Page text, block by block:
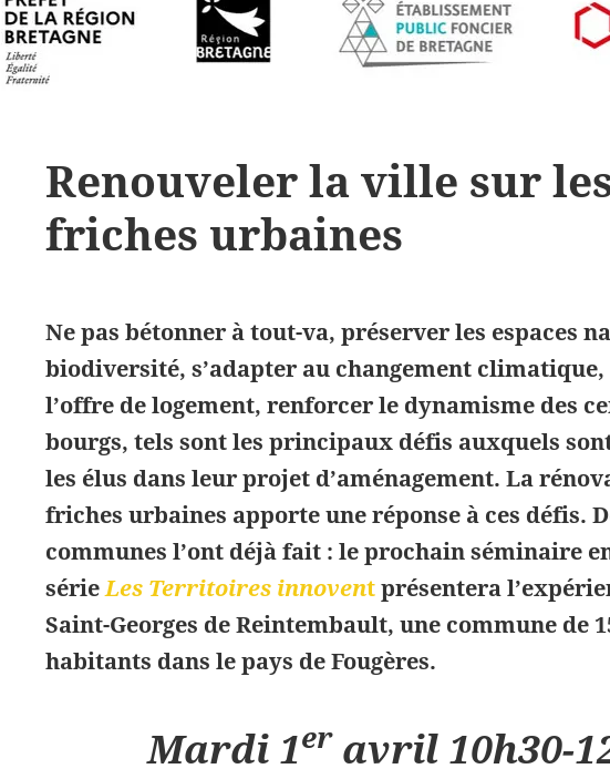
Renouveler la ville sur
friches urbaines
Ne pas bétonner à tout-va, préserver les espaces
biodiversité, s’adapter au changement
l’offre de logement, renforcer le dynamisme des
bourgs, tels sont les principaux défis auxquels
les élus dans leur projet d’aménagement. La
friches urbaines apporte une réponse à ces défis.
communes l’ont déjà fait : le prochain séminaire
sérieLes Territoires innoventprésentera
Saint-Georges de Reintembault, une commune de
habitants dans le pays de Fougères.
Mardi 1eravril 10h30-